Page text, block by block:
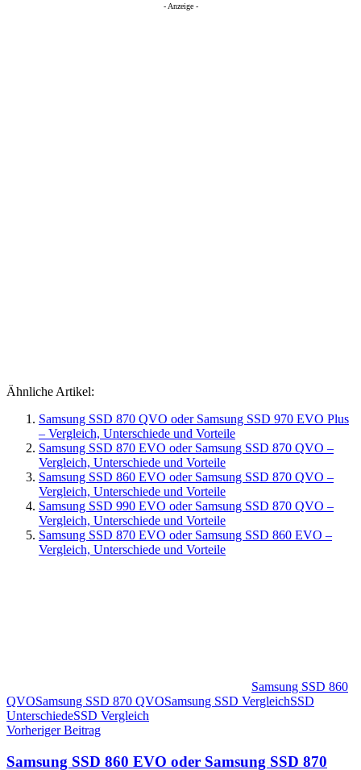
- Anzeige -
Ähnliche Artikel:
Samsung SSD 870 QVO oder Samsung SSD 970 EVO Plus
– Vergleich, Unterschiede und Vorteile
Samsung SSD 870 EVO oder Samsung SSD 870 QVO –
Vergleich, Unterschiede und Vorteile
Samsung SSD 860 EVO oder Samsung SSD 870 QVO –
Vergleich, Unterschiede und Vorteile
Samsung SSD 990 EVO oder Samsung SSD 870 QVO –
Vergleich, Unterschiede und Vorteile
Samsung SSD 870 EVO oder Samsung SSD 860 EVO –
Vergleich, Unterschiede und Vorteile
Samsung SSD 860
QVOSamsung SSD 870 QVOSamsung SSD VergleichSSD
UnterschiedeSSD Vergleich
Beitragsnavigation
Vorheriger Beitrag
Samsung SSD 860 EVO oder Samsung SSD 870